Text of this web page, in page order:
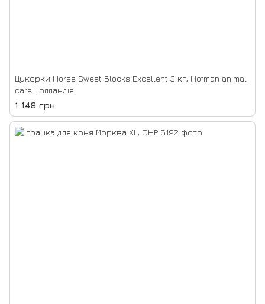
Цукерки Horse Sweet Blocks Excellent 3 кг, Hofman animal
care Голландія
1 149 грн